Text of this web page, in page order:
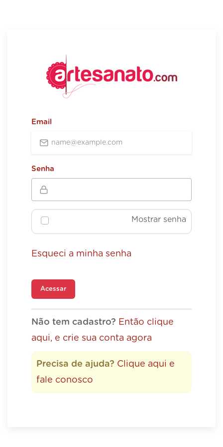
Email
Senha
Mostrar senha
Esqueci a minha senha
Acessar
Não tem cadastro? Então clique
aqui, e crie sua conta agora
Precisa de ajuda? Clique aqui e
fale conosco